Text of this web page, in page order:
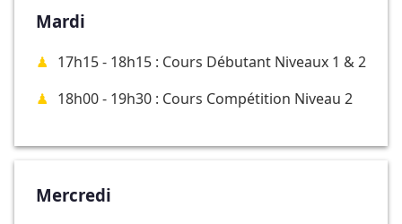
Mardi
17h15 - 18h15 : Cours Débutant Niveaux 1 & 2
18h00 - 19h30 : Cours Compétition Niveau 2
Mercredi